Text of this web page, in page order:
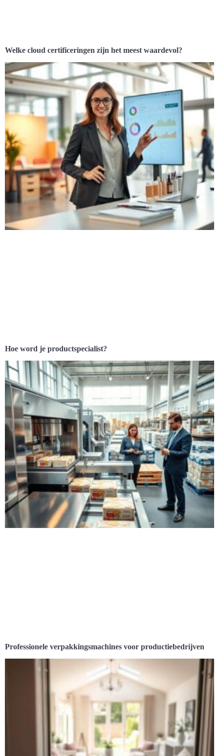
Welke cloud certificeringen zijn het meest waardevol?
Hoe word je productspecialist?
Professionele verpakkingsmachines voor productiebedrijven